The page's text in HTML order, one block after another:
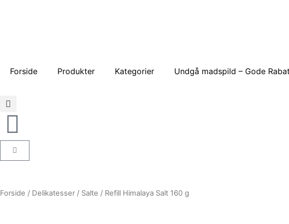
Forside Produkter Kategorier Undgå madspild – Gode
Kurv
Forside / Delikatesser / Salte / Refill Himalaya Salt 160 g